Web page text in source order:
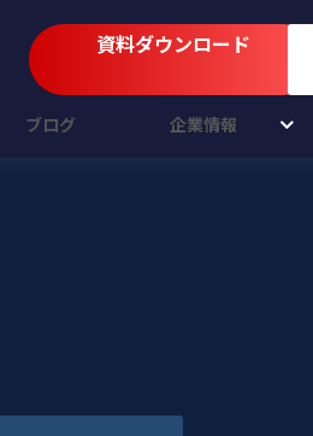
資料ダウンロード
ブログ 企業情報